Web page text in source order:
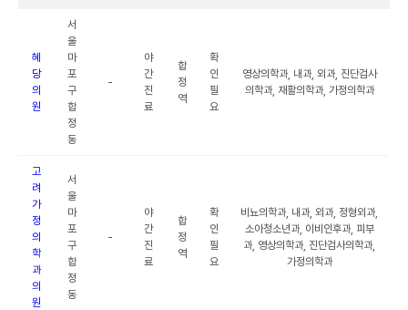
혜
당
의
원
서
울
마
포
구
합
정
동
-
야
간
진
료
합
정
역
확
인
필
요
영상의학과, 내과, 외과, 진단검사
의학과, 재활의학과, 가정의학과
고
려
가
정
의
학
과
의
원
서
울
마
포
구
합
정
동
-
야
간
진
료
합
정
역
확
인
필
요
비뇨의학과, 내과, 외과, 정형외과,
소아청소년과, 이비인후과, 피부
과, 영상의학과, 진단검사의학과,
가정의학과